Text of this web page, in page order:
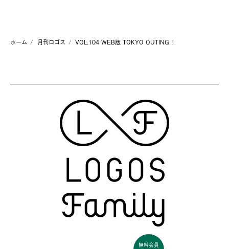
ホーム 月刊ロゴス VOL.104 WEB版 TOKYO OUTING！
無料会員